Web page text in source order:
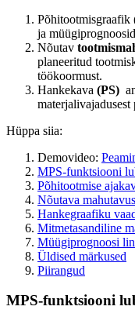
Põhitootmisgraafik
ja
Nõutav
planeeritud
töökoormust.
Hankekava (PS)
Hüppa siia:
Demovideo:
MPS-funktsiooni
Põhitootmise
Nõutava
Hankegraafiku
Mitmetasandiline
Müügiprognoosi
Üldised märkused
Piirangud
MPS-funktsiooni